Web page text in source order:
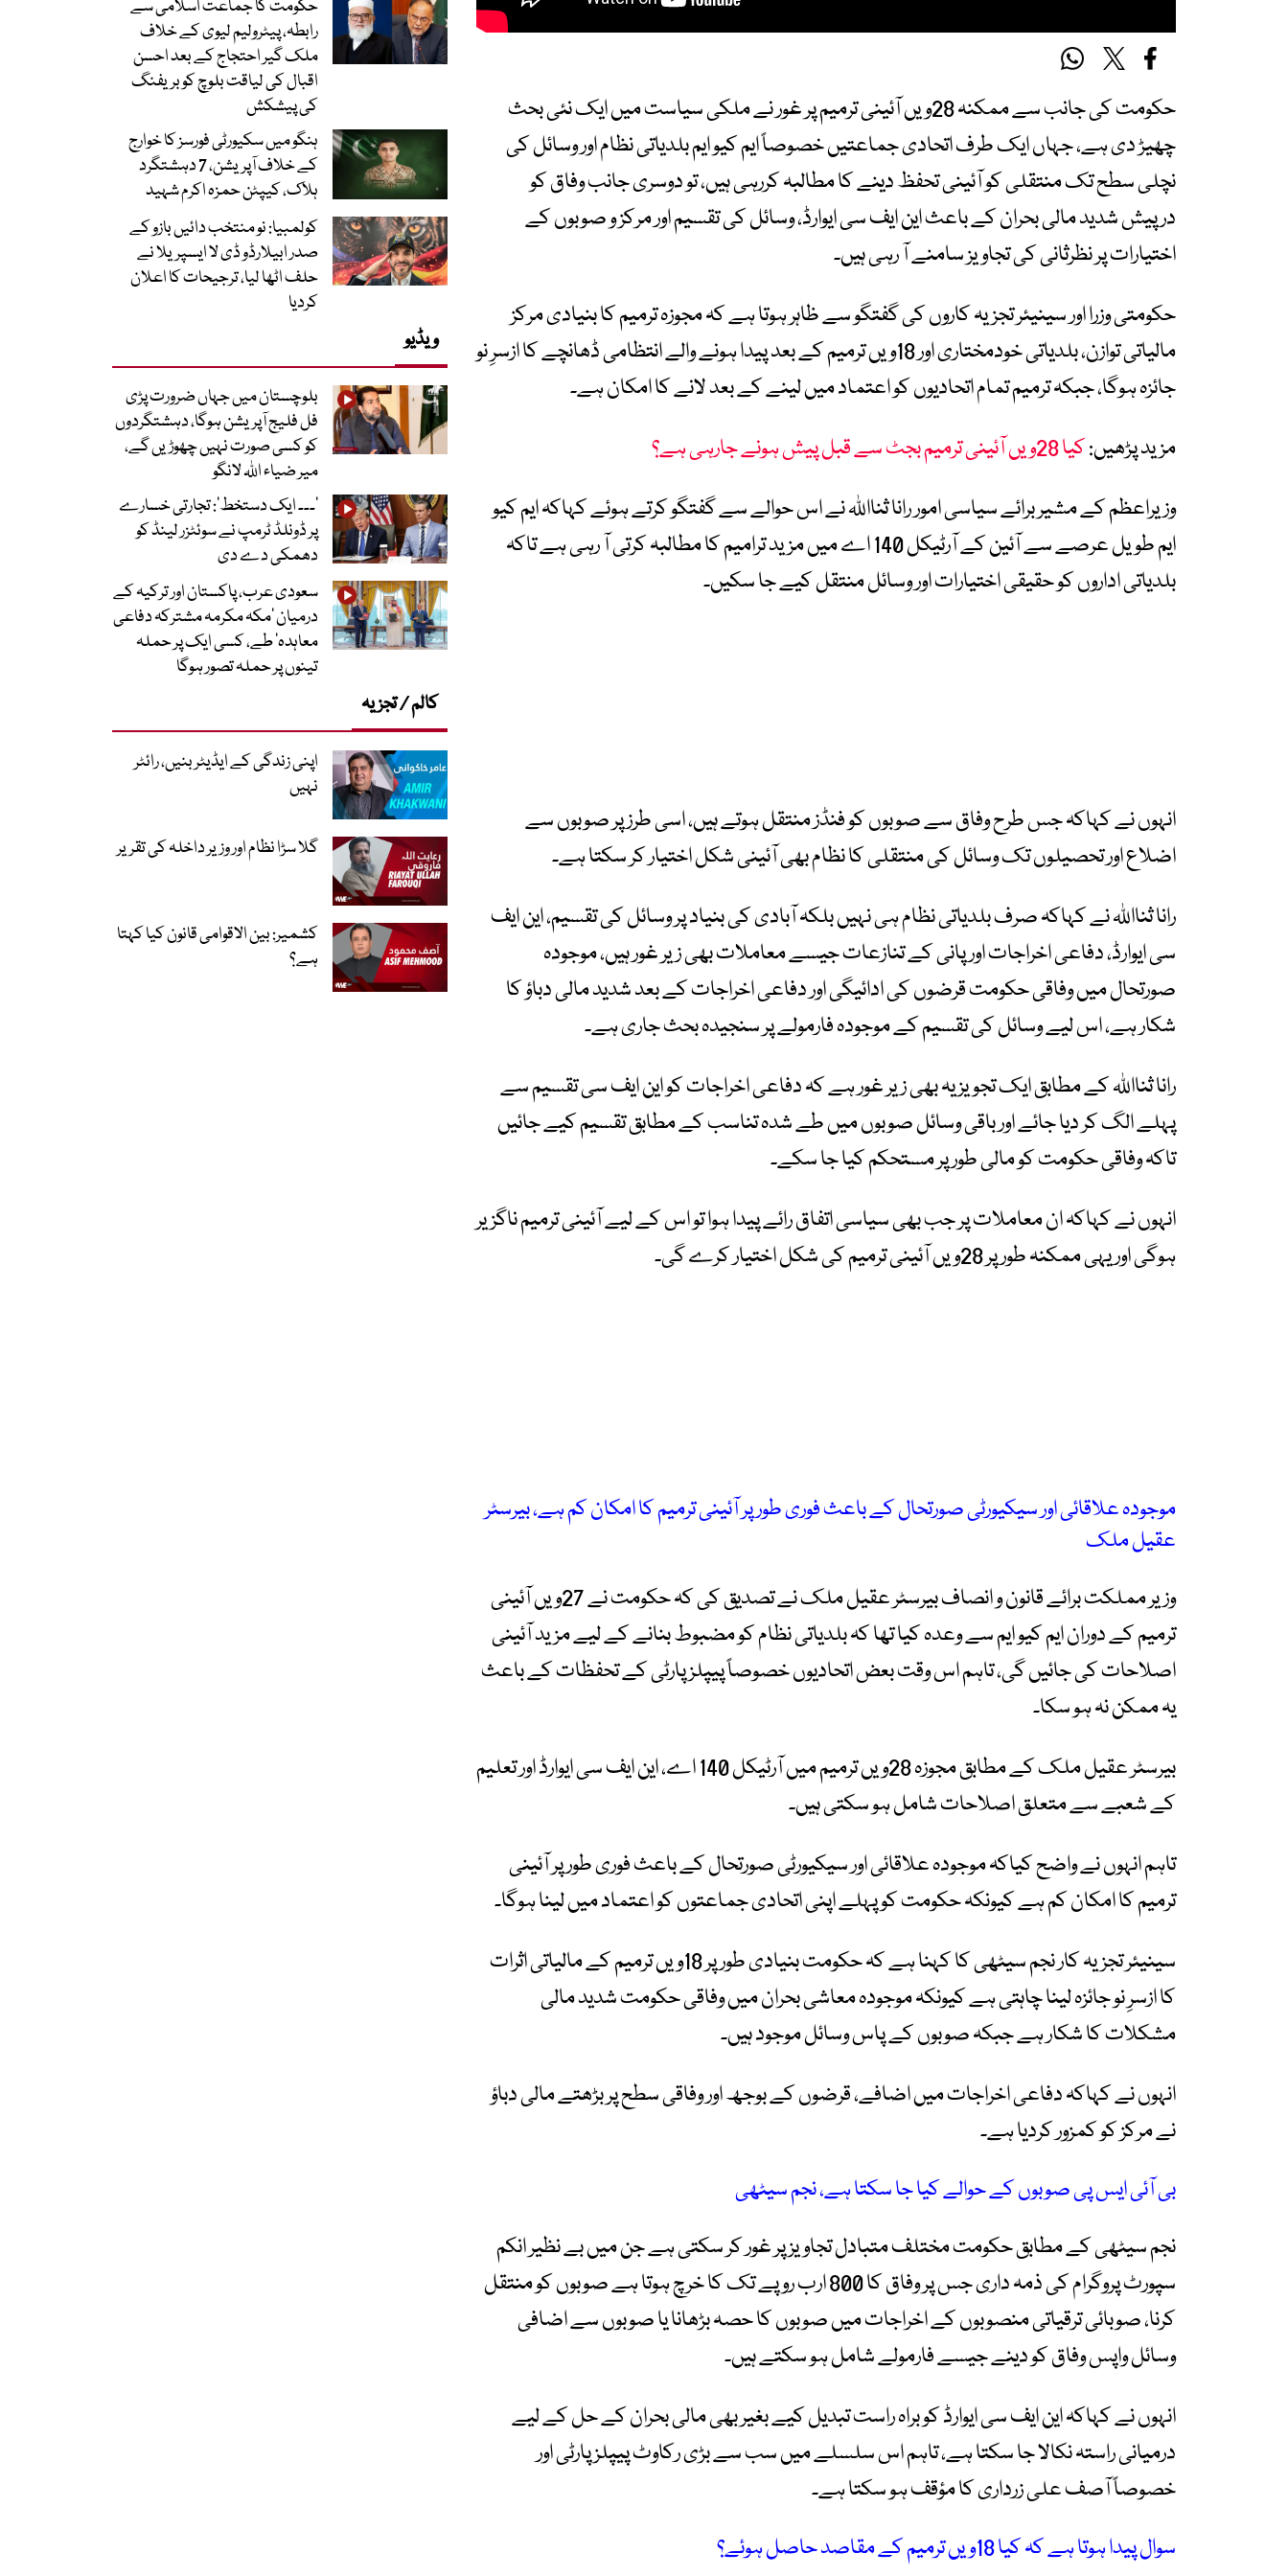
حکومت کی جانب سے ممکنہ 28ویں آئینی ترمیم پر غور نے ملکی سیاست میں ایک نئی بحث
چھیڑ دی ہے، جہاں ایک طرف اتحادی جماعتیں خصوصاً ایم کیو ایم بلدیاتی نظام اور وسائل کی
نچلی سطح تک منتقلی کو آئینی تحفظ دینے کا مطالبہ کررہی ہیں، تو دوسری جانب وفاق کو
درپیش شدید مالی بحران کے باعث این ایف سی ایوارڈ، وسائل کی تقسیم اور مرکز و صوبوں کے
اختیارات پر نظرثانی کی تجاویز سامنے آ رہی ہیں۔
حکومتی وزرا اور سینیئر تجزیہ کاروں کی گفتگو سے ظاہر ہوتا ہے کہ مجوزہ ترمیم کا بنیادی مرکز
مالیاتی توازن، بلدیاتی خودمختاری اور 18ویں ترمیم کے بعد پیدا ہونے والے انتظامی ڈھانچے کا ازسرِ نو
جائزہ ہوگا، جبکہ ترمیم تمام اتحادیوں کو اعتماد میں لینے کے بعد لانے کا امکان ہے۔
مزید پڑھیں:کیا 28ویں آئینی ترمیم بجٹ سے قبل پیش ہونے جارہی ہے؟
وزیراعظم کے مشیر برائے سیاسی امور رانا ثنااللہ نے اس حوالے سے گفتگو کرتے ہوئے کہاکہ ایم کیو
ایم طویل عرصے سے آئین کے آرٹیکل 140 اے میں مزید ترامیم کا مطالبہ کرتی آ رہی ہے تاکہ
بلدیاتی اداروں کو حقیقی اختیارات اور وسائل منتقل کیے جا سکیں۔
انہوں نے کہاکہ جس طرح وفاق سے صوبوں کو فنڈز منتقل ہوتے ہیں، اسی طرز پر صوبوں سے
اضلاع اور تحصیلوں تک وسائل کی منتقلی کا نظام بھی آئینی شکل اختیار کر سکتا ہے۔
رانا ثنااللہ نے کہاکہ صرف بلدیاتی نظام ہی نہیں بلکہ آبادی کی بنیاد پر وسائل کی تقسیم، این ایف
سی ایوارڈ، دفاعی اخراجات اور پانی کے تنازعات جیسے معاملات بھی زیر غور ہیں، موجودہ
صورتحال میں وفاقی حکومت قرضوں کی ادائیگی اور دفاعی اخراجات کے بعد شدید مالی دباؤ کا
شکار ہے، اس لیے وسائل کی تقسیم کے موجودہ فارمولے پر سنجیدہ بحث جاری ہے۔
رانا ثنااللہ کے مطابق ایک تجویز یہ بھی زیر غور ہے کہ دفاعی اخراجات کو این ایف سی تقسیم سے
پہلے الگ کر دیا جائے اور باقی وسائل صوبوں میں طے شدہ تناسب کے مطابق تقسیم کیے جائیں
تاکہ وفاقی حکومت کو مالی طور پر مستحکم کیا جا سکے۔
انہوں نے کہاکہ ان معاملات پر جب بھی سیاسی اتفاق رائے پیدا ہوا تو اس کے لیے آئینی ترمیم ناگزیر
ہوگی اور یہی ممکنہ طور پر 28ویں آئینی ترمیم کی شکل اختیار کرے گی۔
موجودہ علاقائی اور سیکیورٹی صورتحال کے باعث فوری طور پر آئینی ترمیم کا امکان کم ہے، بیرسٹر
عقیل ملک
وزیر مملکت برائے قانون و انصاف بیرسٹر عقیل ملک نے تصدیق کی کہ حکومت نے 27ویں آئینی
ترمیم کے دوران ایم کیو ایم سے وعدہ کیا تھا کہ بلدیاتی نظام کو مضبوط بنانے کے لیے مزید آئینی
اصلاحات کی جائیں گی، تاہم اس وقت بعض اتحادیوں خصوصاً پیپلز پارٹی کے تحفظات کے باعث
یہ ممکن نہ ہو سکا۔
بیرسٹر عقیل ملک کے مطابق مجوزہ 28ویں ترمیم میں آرٹیکل 140 اے، این ایف سی ایوارڈ اور تعلیم
کے شعبے سے متعلق اصلاحات شامل ہو سکتی ہیں۔
تاہم انہوں نے واضح کیاکہ موجودہ علاقائی اور سیکیورٹی صورتحال کے باعث فوری طور پر آئینی
ترمیم کا امکان کم ہے کیونکہ حکومت کو پہلے اپنی اتحادی جماعتوں کو اعتماد میں لینا ہوگا۔
سینیئر تجزیہ کار نجم سیٹھی کا کہنا ہے کہ حکومت بنیادی طور پر 18ویں ترمیم کے مالیاتی اثرات
کا ازسرِ نو جائزہ لینا چاہتی ہے کیونکہ موجودہ معاشی بحران میں وفاقی حکومت شدید مالی
مشکلات کا شکار ہے جبکہ صوبوں کے پاس وسائل موجود ہیں۔
انہوں نے کہاکہ دفاعی اخراجات میں اضافے، قرضوں کے بوجھ اور وفاقی سطح پر بڑھتے مالی دباؤ
نے مرکز کو کمزور کردیا ہے۔
بی آئی ایس پی صوبوں کے حوالے کیا جا سکتا ہے، نجم سیٹھی
نجم سیٹھی کے مطابق حکومت مختلف متبادل تجاویز پر غور کر سکتی ہے جن میں بے نظیر انکم
سپورٹ پروگرام کی ذمہ داری جس پر وفاق کا 800 ارب روپے تک کا خرچ ہوتا ہے صوبوں کو منتقل
کرنا، صوبائی ترقیاتی منصوبوں کے اخراجات میں صوبوں کا حصہ بڑھانا یا صوبوں سے اضافی
وسائل واپس وفاق کو دینے جیسے فارمولے شامل ہو سکتے ہیں۔
انہوں نے کہاکہ این ایف سی ایوارڈ کو براہ راست تبدیل کیے بغیر بھی مالی بحران کے حل کے لیے
درمیانی راستہ نکالا جا سکتا ہے، تاہم اس سلسلے میں سب سے بڑی رکاوٹ پیپلز پارٹی اور
خصوصاً آصف علی زرداری کا مؤقف ہو سکتا ہے۔
سوال پیدا ہوتا ہے کہ کیا 18ویں ترمیم کے مقاصد حاصل ہوئے؟
حکومت کا جماعت اسلامی سے
رابطہ، پیٹرولیم لیوی کے خلاف
ملک گیر احتجاج کے بعد احسن
اقبال کی لیاقت بلوچ کو بریفنگ
کی پیشکش
ہنگو میں سکیورٹی فورسز کا خوارج
کے خلاف آپریشن، 7 دہشتگرد
ہلاک، کیپٹن حمزہ اکرم شہید
کولمبیا: نو منتخب دائیں بازو کے
صدر ابیلارڈو ڈی لا ایسپریلا نے
حلف اٹھا لیا، ترجیحات کا اعلان
کردیا
ویڈیو
بلوچستان میں جہاں ضرورت پڑی
فل فلیج آپریشن ہوگا، دہشتگردوں
کو کسی صورت نہیں چھوڑیں گے،
میر ضیاء اللہ لانگو
’۔۔۔ ایک دستخط‘: تجارتی خسارے
پر ڈونلڈ ٹرمپ نے سوئٹزر لینڈ کو
دھمکی دے دی
سعودی عرب، پاکستان اور ترکیہ کے
درمیان ’مکہ مکرمہ مشترکہ دفاعی
معاہدہ‘ طے، کسی ایک پر حملہ
تینوں پر حملہ تصور ہوگا
کالم / تجزیہ
اپنی زندگی کے ایڈیٹر بنیں، رائٹر
نہیں
گلا سڑا نظام اور وزیر داخلہ کی تقریر
کشمیر: بین الاقوامی قانون کیا کہتا
ہے؟